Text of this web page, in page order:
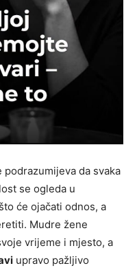
da svaka
se ogleda u
će ojačati odnos, a
Mudre žene
vrijeme i mjesto, a
upravo pažljivo